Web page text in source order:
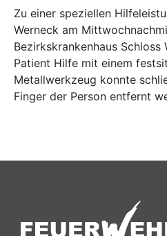
Zu einer speziellen
Werneck am
Bezirkskrankenhaus
Patient Hilfe mit einem
Metallwerkzeug konnte
Finger der Person entfernt